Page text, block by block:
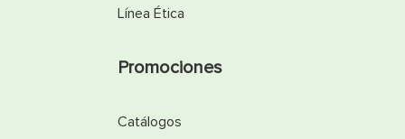
Línea Ética
Promociones
Catálogos